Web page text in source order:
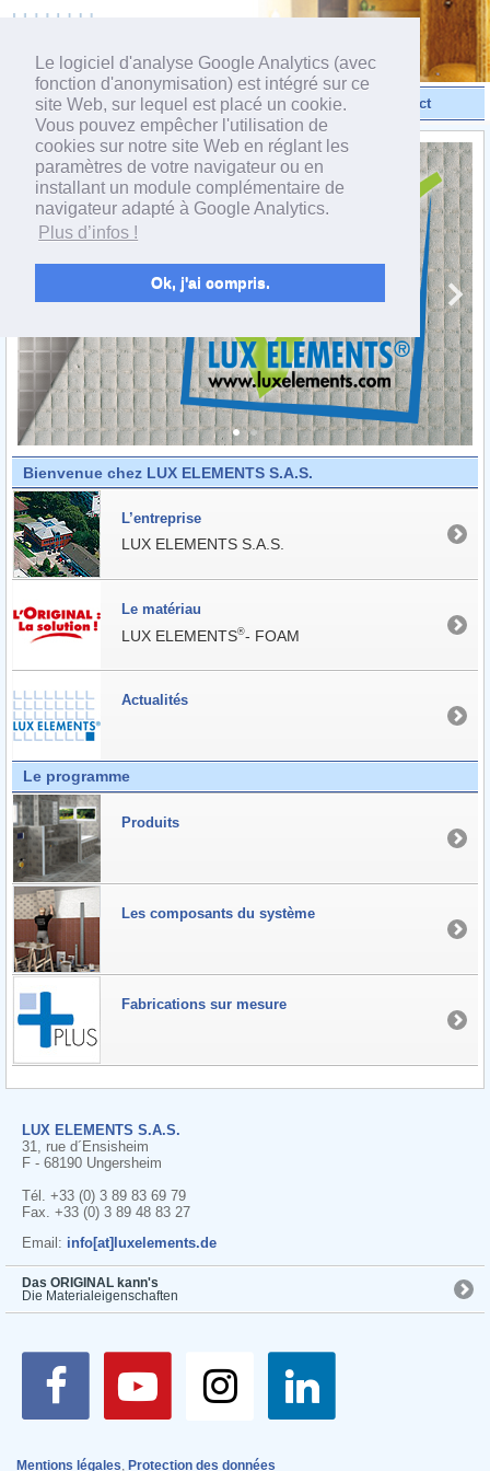
Le logiciel d'analyse Google Analytics (avec
fonction d'anonymisation) est intégré sur ce
site Web, sur lequel est placé un cookie.
Vous pouvez empêcher l'utilisation de
cookies sur notre site Web en réglant les
paramètres de votre navigateur ou en
installant un module complémentaire de
navigateur adapté à Google Analytics.
Plus d’infos !
Ok, j'ai compris.
Vidéos Produits Contact
Bienvenue chez LUX ELEMENTS S.A.S.
L’entreprise
LUX ELEMENTS S.A.S.
Le matériau
LUX ELEMENTS®- FOAM
Actualités
Le programme
Produits
Les composants du système
Fabrications sur mesure
LUX ELEMENTS S.A.S.
31, rue d´Ensisheim
F - 68190 Ungersheim
Tél. +33 (0) 3 89 83 69 79
Fax. +33 (0) 3 89 48 83 27
Email: info[at]luxelements.de
Das ORIGINAL kann's
Die Materialeigenschaften
Mentions légales, Protection des données
powered by webEdition CMS